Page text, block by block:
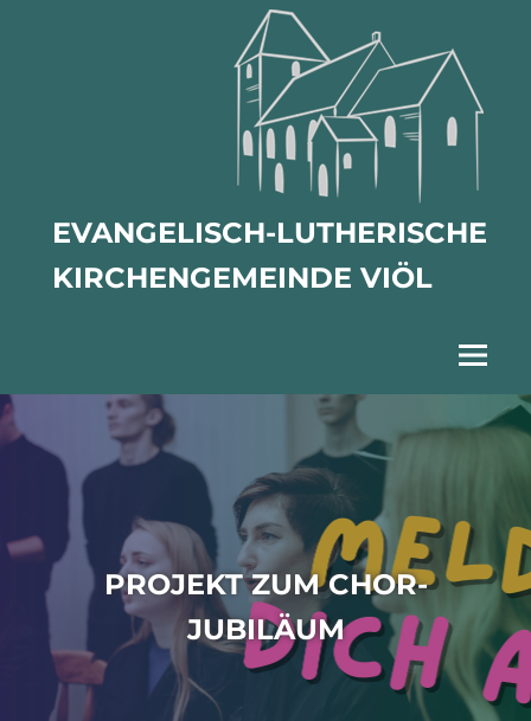
EVANGELISCH-LUTHERISCHE
KIRCHENGEMEINDE VIÖL
Menu
PROJEKT ZUM CHOR-
JUBILÄUM